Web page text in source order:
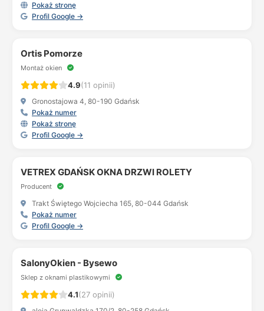
Pokaż stronę
Profil Google →
Ortis Pomorze
Montaż okien
4.9(11 opinii)
Gronostajowa 4, 80-190 Gdańsk
Pokaż numer
Pokaż stronę
Profil Google →
VETREX GDAŃSK OKNA DRZWI ROLETY
Producent
Trakt Świętego Wojciecha 165, 80-044 Gdańsk
Pokaż numer
Profil Google →
SalonyOkien - Bysewo
Sklep z oknami plastikowymi
4.1(27 opinii)